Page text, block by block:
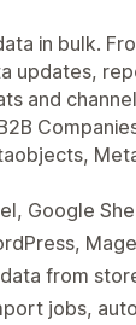
in bulk.
updates,
and
Google
from
jobs,